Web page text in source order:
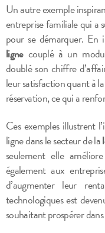
Un autre exemple
entreprise familiale qui a
pour se démarquer. En
lignecouplé à un
doublé son chiffre
leur satisfaction quant à
réservation, ce qui a
Ces exemples illustrent
ligne dans le secteur de la
seulement elle
également aux
d’augmenter leur
technologiques est
souhaitant prospérer